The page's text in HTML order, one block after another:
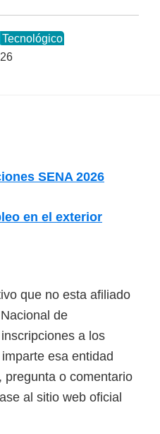
Tecnológico
SENA 2026
en el exterior
que no esta afiliado
de
a los
esa entidad
pregunta o comentario
al sitio web oficial